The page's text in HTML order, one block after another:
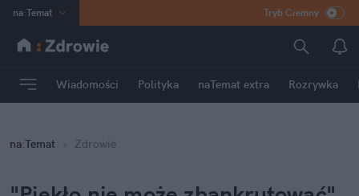
na:Temat
INN Poland
mama
Rozrywka
Tryb Ciemny
Wiadomości Polityka naTemat extra Rozrywka
na:Temat Zdrowie